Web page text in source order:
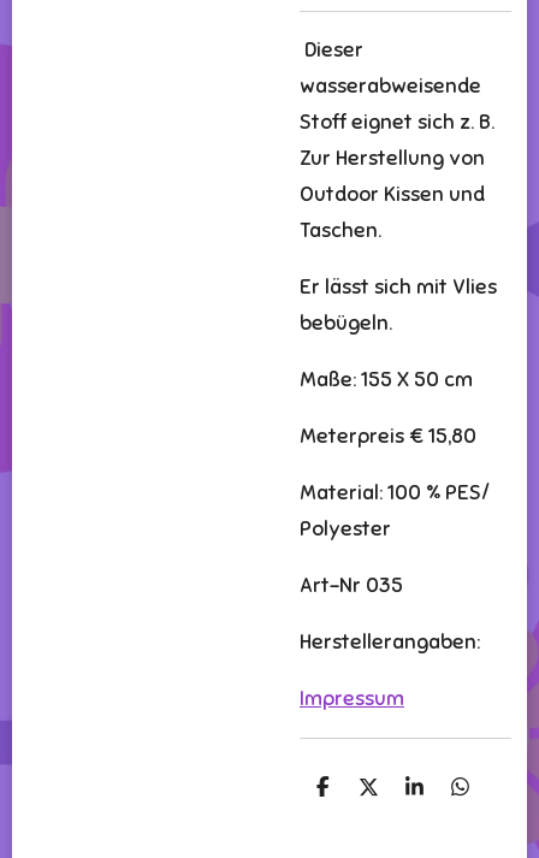
Dieser
wasserabweisende
Stoff eignet sich z. B.
Zur Herstellung von
Outdoor Kissen und
Taschen.
Er lässt sich mit Vlies
bebügeln.
Maße: 155 X 50 cm
Meterpreis € 15,80
Material: 100 % PES/
Polyester
Art-Nr 035
Herstellerangaben:
Impressum
T
T
T
T